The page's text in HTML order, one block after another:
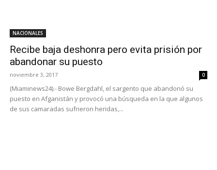
NACIONALES
Recibe baja deshonra pero evita prisión por
abandonar su puesto
noviembre 3, 2017 0
(Miaminews24).- Bowe Bergdahl, el sargento que abandonó su
puesto en Afganistán y provocó una búsqueda en la que algunos
de sus camaradas sufrieron heridas,...